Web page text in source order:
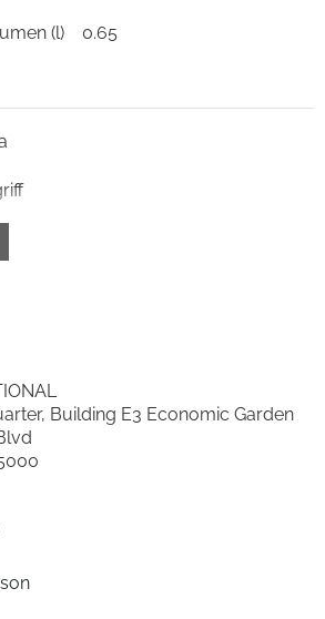
(l) 0.65
Building E3 Economic Garden